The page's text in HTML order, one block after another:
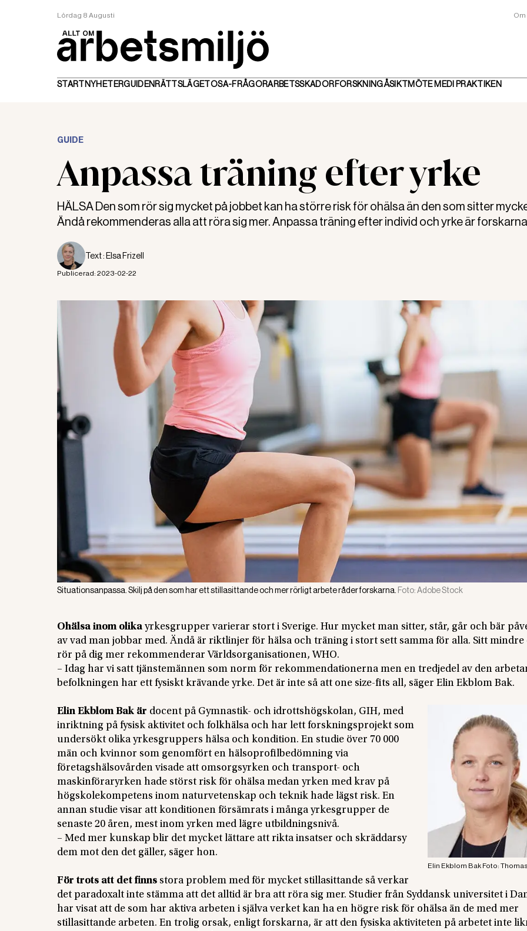
Lördag 8 Augusti
STARTNYHETERGUIDEN RÄTTSLÄGETOSA-FRÅGORARBETSSKADORFORSKNINGÅSIKTMÖTE MED I PRAKTIKEN
GUIDE
Anpassa träning efter yrke
HÄLSA Den som rör sig mycket på jobbet kan ha större risk för ohälsa än den som sitter
Ändå rekommenderas alla att röra sig mer. Anpassa träning efter individ och yrke är
Text : Elsa Frizell
Publicerad: 2023-02-22
Situationsanpassa. Skilj på den som har ett stillasittande och mer rörligt arbete råder forskarna. Foto:Adobe Stock
Ohälsa inom olika yrkesgrupper varierar stort i Sverige. Hur mycket man sitter, står, går och bär
av vad man jobbar med. Ändå är riktlinjer för hälsa och träning i stort sett samma för alla. Sitt mindre
rör på dig mer rekommenderar Världsorganisationen, WHO.
– Idag har vi satt tjänstemännen som norm för rekommendationerna men en tredjedel av den
befolkningen har ett fysiskt krävande yrke. Det är inte så att one size-fits all, säger Elin Ekblom Bak.
Elin Ekblom Bak Foto:
Elin Ekblom Bak är docent på Gymnastik- och idrottshögskolan, GIH, med
inriktning på fysisk aktivitet och folkhälsa och har lett forskningsprojekt som
undersökt olika yrkesgruppers hälsa och kondition. En studie över 70 000
män och kvinnor som genomfört en hälsoprofilbedömning via
företagshälsovården visade att omsorgsyrken och transport- och
maskinföraryrken hade störst risk för ohälsa medan yrken med krav på
högskolekompetens inom naturvetenskap och teknik hade lägst risk. En
annan studie visar att konditionen försämrats i många yrkesgrupper de
senaste 20 åren, mest inom yrken med lägre utbildningsnivå.
– Med mer kunskap blir det mycket lättare att rikta insatser och skräddarsy
dem mot den det gäller, säger hon.
För trots att det finns stora problem med för mycket stillasittande så verkar
det paradoxalt inte stämma att det alltid är bra att röra sig mer. Studier från Syddansk universitet i
har visat att de som har aktiva arbeten i själva verket kan ha en högre risk för ohälsa än de med mer
stillasittande arbeten. En trolig orsak, enligt forskarna, är att den fysiska aktiviteten på arbetet inte